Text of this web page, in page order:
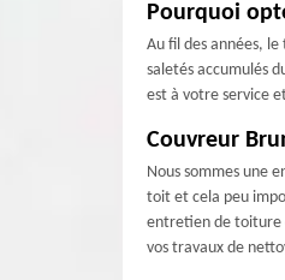
Pourquoi
Au fil des années,
saletés accumulés
est à votre service
Couvreur
Nous sommes une
toit et cela peu
entretien de toiture
vos travaux de